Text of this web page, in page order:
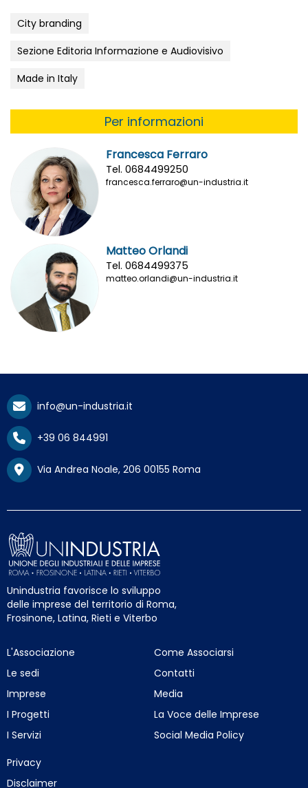
City branding
Sezione Editoria Informazione e Audiovisivo
Made in Italy
Per informazioni
Francesca Ferraro
Tel. 0684499250
francesca.ferraro@un-industria.it
Matteo Orlandi
Tel. 0684499375
matteo.orlandi@un-industria.it
info@un-industria.it
+39 06 844991
Via Andrea Noale, 206 00155 Roma
Unindustria favorisce lo sviluppo
delle imprese del territorio di Roma,
Frosinone, Latina, Rieti e Viterbo
L'Associazione
Le sedi
Imprese
I Progetti
I Servizi
Come Associarsi
Contatti
Media
La Voce delle Imprese
Social Media Policy
Privacy
Disclaimer